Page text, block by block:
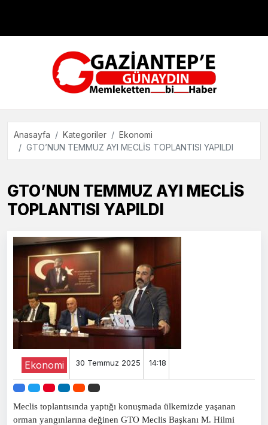
Teknoloji
Anasayfa Kategoriler
Ekonomi
GTO’NUN TEMMUZ AYI MECLİS TOPLANTISI YAPILDI
GTO’NUN TEMMUZ AYI MECLİS
TOPLANTISI YAPILDI
Ekonomi 30 Temmuz 2025 14:18
Meclis toplantısında yaptığı konuşmada ülkemizde yaşanan
orman yangınlarına değinen GTO Meclis Başkanı M. Hilmi